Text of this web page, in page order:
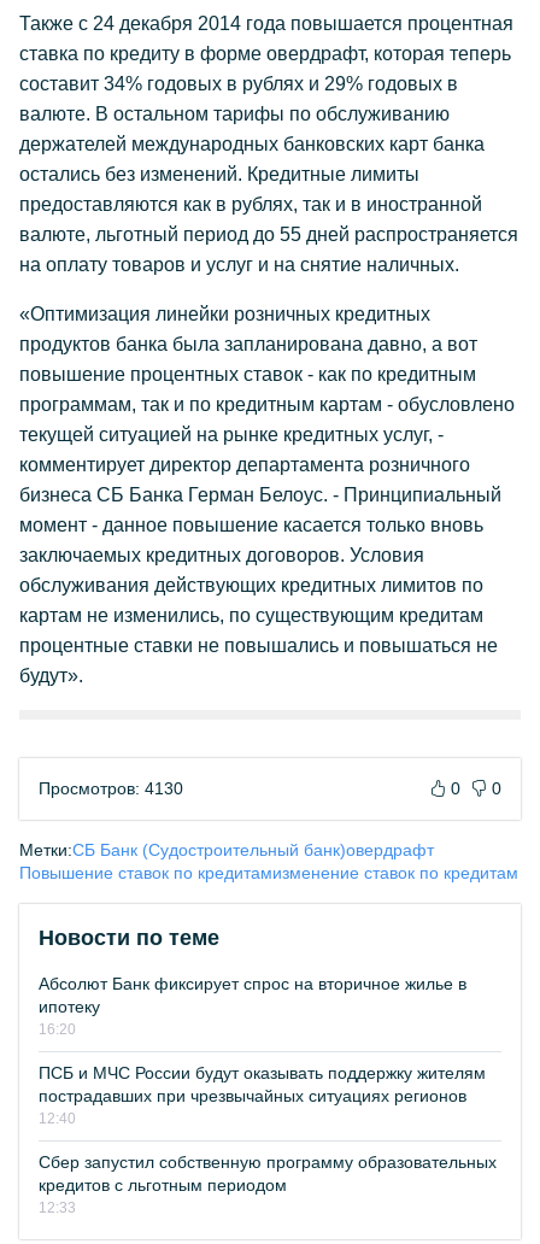
Также с 24 декабря 2014 года повышается процентная
ставка по кредиту в форме овердрафт, которая теперь
составит 34% годовых в рублях и 29% годовых в
валюте. В остальном тарифы по обслуживанию
держателей международных банковских карт банка
остались без изменений. Кредитные лимиты
предоставляются как в рублях, так и в иностранной
валюте, льготный период до 55 дней распространяется
на оплату товаров и услуг и на снятие наличных.
«Оптимизация линейки розничных кредитных
продуктов банка была запланирована давно, а вот
повышение процентных ставок - как по кредитным
программам, так и по кредитным картам - обусловлено
текущей ситуацией на рынке кредитных услуг, -
комментирует директор департамента розничного
бизнеса СБ Банка Герман Белоус. - Принципиальный
момент - данное повышение касается только вновь
заключаемых кредитных договоров. Условия
обслуживания действующих кредитных лимитов по
картам не изменились, по существующим кредитам
процентные ставки не повышались и повышаться не
будут».
Просмотров: 4130 0 0
Метки:СБ Банк (Судостроительный банк)овердрафт
Повышение ставок по кредитамизменение ставок по кредитам
Новости по теме
Абсолют Банк фиксирует спрос на вторичное жилье в
ипотеку
16:20
ПСБ и МЧС России будут оказывать поддержку жителям
пострадавших при чрезвычайных ситуациях регионов
12:40
Сбер запустил собственную программу образовательных
кредитов с льготным периодом
12:33